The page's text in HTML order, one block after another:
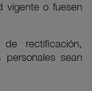
vigente o fuesen
rectificación,
sean